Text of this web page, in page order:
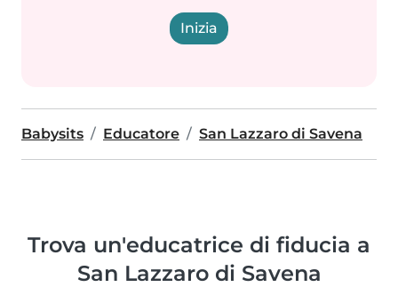
Inizia
Babysits Educatore San Lazzaro di Savena
Trova un'educatrice di fiducia a
San Lazzaro di Savena